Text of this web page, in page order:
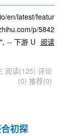
en/latest/featur
p/5842
-- 下游 U 阅读
阅读(125) 评论
(0) 推荐(0)
初探